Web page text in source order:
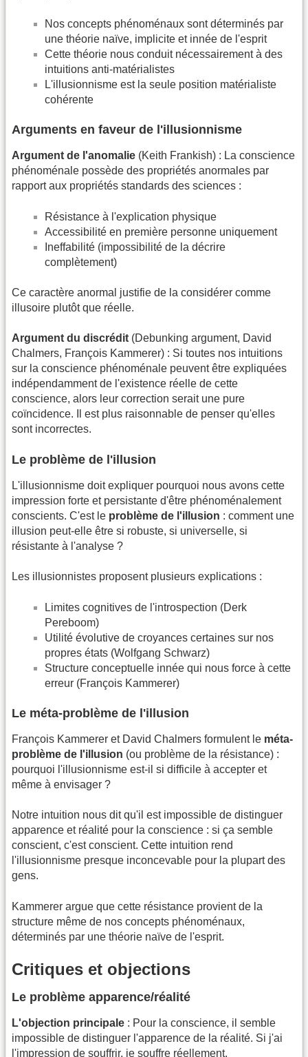
Nos concepts phénoménaux sont déterminés par
une théorie naïve, implicite et innée de l'esprit
Cette théorie nous conduit nécessairement à des
intuitions anti-matérialistes
L'illusionnisme est la seule position matérialiste
cohérente
Arguments en faveur de l'illusionnisme
Argument de l'anomalie (Keith Frankish) : La conscience
phénoménale possède des propriétés anormales par
rapport aux propriétés standards des sciences :
Résistance à l'explication physique
Accessibilité en première personne uniquement
Ineffabilité (impossibilité de la décrire
complètement)
Ce caractère anormal justifie de la considérer comme
illusoire plutôt que réelle.
Argument du discrédit (Debunking argument, David
Chalmers, François Kammerer) : Si toutes nos intuitions
sur la conscience phénoménale peuvent être expliquées
indépendamment de l'existence réelle de cette
conscience, alors leur correction serait une pure
coïncidence. Il est plus raisonnable de penser qu'elles
sont incorrectes.
Le problème de l'illusion
L'illusionnisme doit expliquer pourquoi nous avons cette
impression forte et persistante d'être phénoménalement
conscients. C'est le problème de l'illusion : comment une
illusion peut-elle être si robuste, si universelle, si
résistante à l'analyse ?
Les illusionnistes proposent plusieurs explications :
Limites cognitives de l'introspection (Derk
Pereboom)
Utilité évolutive de croyances certaines sur nos
propres états (Wolfgang Schwarz)
Structure conceptuelle innée qui nous force à cette
erreur (François Kammerer)
Le méta-problème de l'illusion
François Kammerer et David Chalmers formulent le méta-
problème de l'illusion (ou problème de la résistance) :
pourquoi l'illusionnisme est-il si difficile à accepter et
même à envisager ?
Notre intuition nous dit qu'il est impossible de distinguer
apparence et réalité pour la conscience : si ça semble
conscient, c'est conscient. Cette intuition rend
l'illusionnisme presque inconcevable pour la plupart des
gens.
Kammerer argue que cette résistance provient de la
structure même de nos concepts phénoménaux,
déterminés par une théorie naïve de l'esprit.
Critiques et objections
Le problème apparence/réalité
L'objection principale : Pour la conscience, il semble
impossible de distinguer l'apparence de la réalité. Si j'ai
l'impression de souffrir, je souffre réellement.